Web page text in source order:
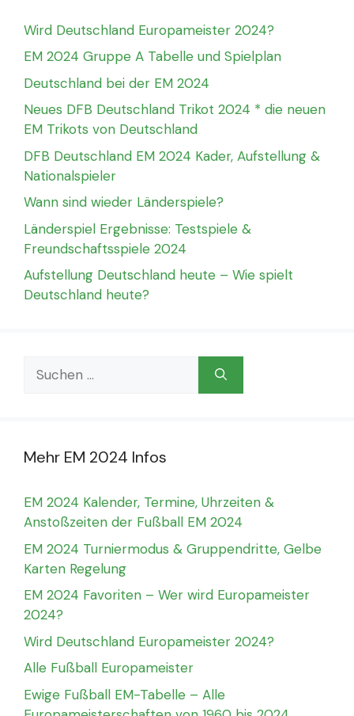
Wird Deutschland Europameister 2024?
EM 2024 Gruppe A Tabelle und Spielplan
Deutschland bei der EM 2024
Neues DFB Deutschland Trikot 2024 * die neuen
EM Trikots von Deutschland
DFB Deutschland EM 2024 Kader, Aufstellung &
Nationalspieler
Wann sind wieder Länderspiele?
Länderspiel Ergebnisse: Testspiele &
Freundschaftsspiele 2024
Aufstellung Deutschland heute – Wie spielt
Deutschland heute?
Suchen
nach:
Mehr EM 2024 Infos
EM 2024 Kalender, Termine, Uhrzeiten &
Anstoßzeiten der Fußball EM 2024
EM 2024 Turniermodus & Gruppendritte, Gelbe
Karten Regelung
EM 2024 Favoriten – Wer wird Europameister
2024?
Wird Deutschland Europameister 2024?
Alle Fußball Europameister
Ewige Fußball EM-Tabelle – Alle